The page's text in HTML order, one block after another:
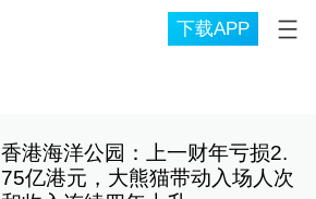
下载APP
香港海洋公园：上一财年亏损2.
75亿港元，大熊猫带动入场人次